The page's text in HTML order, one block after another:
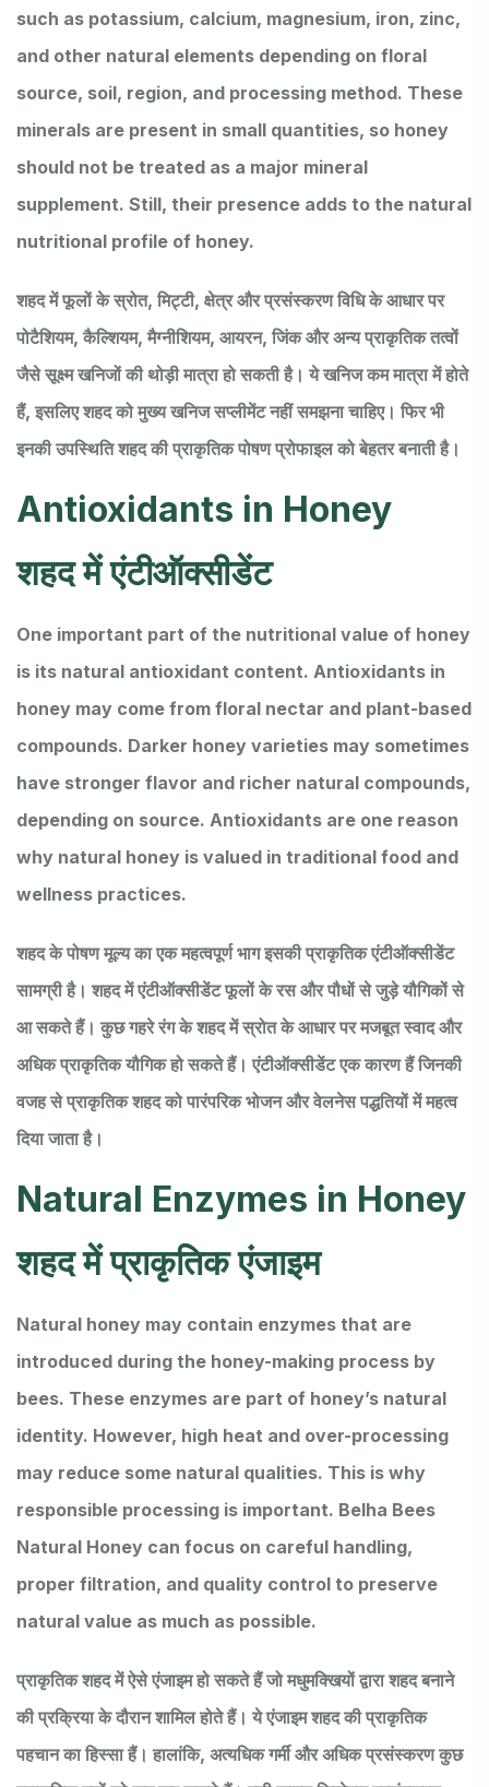
such as potassium, calcium, magnesium, iron, zinc,
and other natural elements depending on floral
source, soil, region, and processing method. These
minerals are present in small quantities, so honey
should not be treated as a major mineral
supplement. Still, their presence adds to the natural
nutritional profile of honey.
शहद में फूलों के स्रोत, मिट्टी, क्षेत्र और प्रसंस्करण विधि के आधार पर
पोटैशियम, कैल्शियम, मैग्नीशियम, आयरन, जिंक और अन्य प्राकृतिक तत्वों
जैसे सूक्ष्म खनिजों की थोड़ी मात्रा हो सकती है। ये खनिज कम मात्रा में होते
हैं, इसलिए शहद को मुख्य खनिज सप्लीमेंट नहीं समझना चाहिए। फिर भी
इनकी उपस्थिति शहद की प्राकृतिक पोषण प्रोफाइल को बेहतर बनाती है।
Antioxidants in Honey
शहद में एंटीऑक्सीडेंट
One important part of the nutritional value of honey
is its natural antioxidant content. Antioxidants in
honey may come from floral nectar and plant-based
compounds. Darker honey varieties may sometimes
have stronger flavor and richer natural compounds,
depending on source. Antioxidants are one reason
why natural honey is valued in traditional food and
wellness practices.
शहद के पोषण मूल्य का एक महत्वपूर्ण भाग इसकी प्राकृतिक एंटीऑक्सीडेंट
सामग्री है। शहद में एंटीऑक्सीडेंट फूलों के रस और पौधों से जुड़े यौगिकों से
आ सकते हैं। कुछ गहरे रंग के शहद में स्रोत के आधार पर मजबूत स्वाद और
अधिक प्राकृतिक यौगिक हो सकते हैं। एंटीऑक्सीडेंट एक कारण हैं जिनकी
वजह से प्राकृतिक शहद को पारंपरिक भोजन और वेलनेस पद्धतियों में महत्व
दिया जाता है।
Natural Enzymes in Honey
शहद में प्राकृतिक एंजाइम
Natural honey may contain enzymes that are
introduced during the honey-making process by
bees. These enzymes are part of honey’s natural
identity. However, high heat and over-processing
may reduce some natural qualities. This is why
responsible processing is important. Belha Bees
Natural Honey can focus on careful handling,
proper filtration, and quality control to preserve
natural value as much as possible.
प्राकृतिक शहद में ऐसे एंजाइम हो सकते हैं जो मधुमक्खियों द्वारा शहद बनाने
की प्रक्रिया के दौरान शामिल होते हैं। ये एंजाइम शहद की प्राकृतिक
पहचान का हिस्सा हैं। हालांकि, अत्यधिक गर्मी और अधिक प्रसंस्करण कुछ